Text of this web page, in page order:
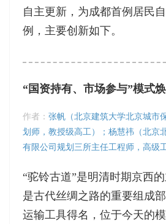
自主更新，为成都首例居民
例，主要创新如下。
“国资持有、市场参与”模式
作者： 张帆（北京建筑大学北京城市
划师，教授级高工）；杨慧祎（北京
有限公司规划三所主任工程师，高级
“驼铃古道”是明清时期京西
是古代丝绸之路的重要组成
运输工具得名，位于今天的